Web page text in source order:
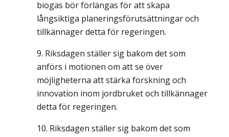
biogas bör förlängas för att skapa
långsiktiga planeringsförutsättningar och
tillkännager detta för regeringen.
Riksdagen ställer sig bakom det som
anförs i motionen om att se över
möjligheterna att stärka forskning och
innovation inom jordbruket och tillkännager
detta för regeringen.
Riksdagen ställer sig bakom det som